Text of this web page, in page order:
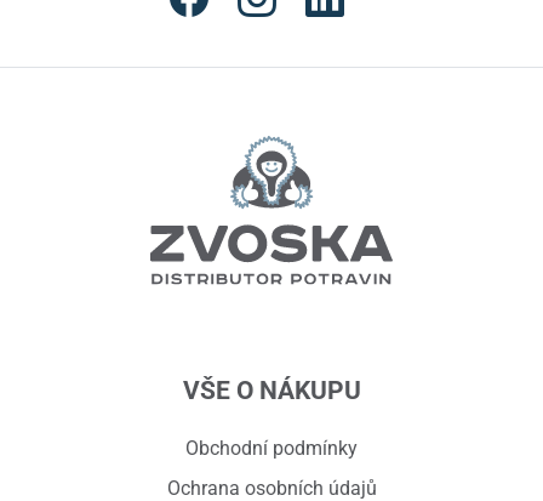
VŠE O NÁKUPU
Obchodní podmínky
Ochrana osobních údajů